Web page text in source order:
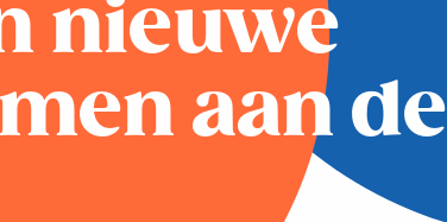
nieuwe
aan de